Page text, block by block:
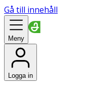
Gå till innehåll
Meny
Logga in